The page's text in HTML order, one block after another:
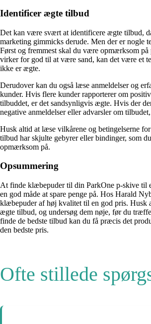
Identificer ægte tilbud
Det kan være svært at identificere ægte tilbud,
marketing gimmicks derude. Men der er nogle
Først og fremmest skal du være opmærksom på
virker for god til at være sand, kan det være et
ikke er ægte.
Derudover kan du også læse anmeldelser og
kunder. Hvis flere kunder rapporterer om
tilbuddet, er det sandsynligvis ægte. Hvis der
negative anmeldelser eller advarsler om
Husk altid at læse vilkårene og betingelserne
tilbud har skjulte gebyrer eller bindinger, som
opmærksom på.
Opsummering
At finde klæbepuder til din ParkOne p-skive til
en god måde at spare penge på. Hos Harald
klæbepuder af høj kvalitet til en god pris. Husk
ægte tilbud, og undersøg dem nøje, før du
finde de bedste tilbud kan du få præcis det
den bedste pris.
Ofte stillede